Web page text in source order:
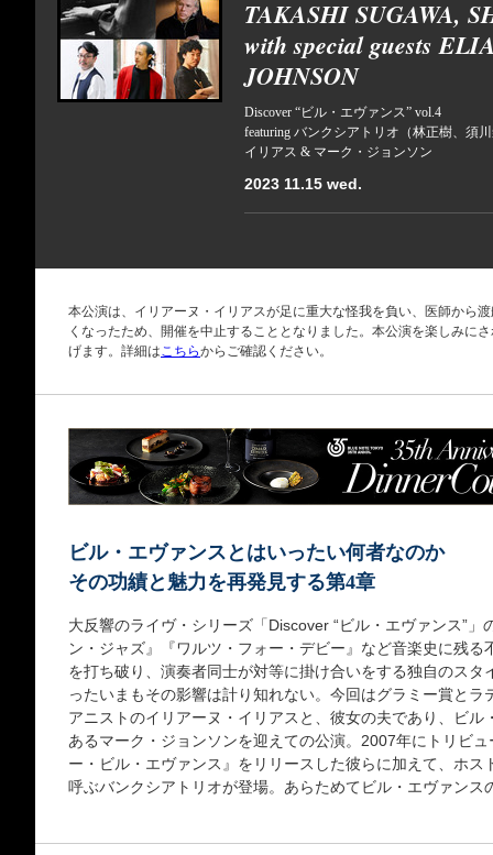
TAKASHI SUGAWA,
with special guests
JOHNSON
Discover “ビル・エヴァンス” vol.4
featuring バンクシアトリオ（林正樹、須
イリアス & マーク・ジョンソン
2023 11.15 wed.
本公演は、イリアーヌ・イリアスが足に重大な怪我を負い、医師から
くなったため、開催を中止することとなりました。本公演を楽しみに
げます。詳細はこちらからご確認ください。
ビル・エヴァンスとはいったい何者なのか
その功績と魅力を再発見する第4章
大反響のライヴ・シリーズ「Discover “ビル・エヴァンス”
ン・ジャズ』『ワルツ・フォー・デビー』など音楽史に残
を打ち破り、演奏者同士が対等に掛け合いをする独自のス
ったいまもその影響は計り知れない。今回はグラミー賞と
アニストのイリアーヌ・イリアスと、彼女の夫であり、ビ
あるマーク・ジョンソンを迎えての公演。2007年にトリビ
ー・ビル・エヴァンス』をリリースした彼らに加えて、ホ
呼ぶバンクシアトリオが登場。あらためてビル・エヴァンス